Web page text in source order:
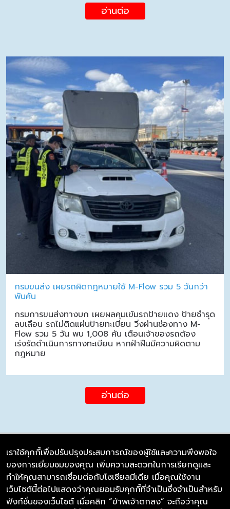
อ่านต่อ
กรมขนส่ง เผยรถผิดกฎหมายใช้ M-Flow รวม 5 วันกว่า
พันคัน
กรมการขนส่งทางบก เผยผลคุมเข้มรถป้ายแดง ป้ายชำรุด
ลบเลือน รถไม่ติดแผ่นป้ายทะเบียน วิ่งผ่านช่องทาง M-
Flow รวม 5 วัน พบ 1,008 คัน เตือนเจ้าของรถต้อง
เร่งรัดดำเนินการทางทะเบียน หากฝ่าฝืนมีความผิดตาม
กฎหมาย
อ่านต่อ
บริษัท ซิมลิงค์ จำกัด
98/226 Bangrakyai-Baanmai Road,
Bangyai, Nonthaburi 11140
เราใช้คุกกี้เพื่อปรับปรุงประสบการณ์ของผู้ใช้และความพึงพอใจ
ของการเยี่ยมชมของคุณ เพิ่มความสะดวกในการเรียกดูและ
ทำให้คุณสามารถเชื่อมต่อกับโซเชียลมีเดีย เมื่อคุณใช้งาน
เว็บไซต์นี้ต่อไปแสดงว่าคุณยอมรับคุกกี้ที่จำเป็นซึ่งจำเป็นสำหรับ
ฟังก์ชั่นของเว็บไซต์ เมื่อคลิก “ข้าพเจ้าตกลง” จะถือว่าคุณ